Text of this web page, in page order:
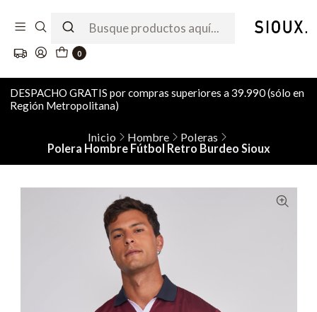
0
DESPACHO GRATIS por compras superiores a 39.990 (sólo en
Región Metropolitana)
Inicio Hombre
Poleras
Polera Hombre Fútbol Retro Burdeo Sioux